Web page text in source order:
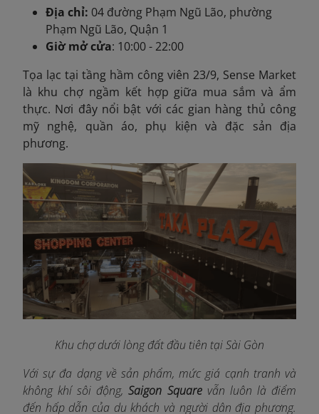
Địa chỉ: 04 đường Phạm Ngũ Lão, phường
Phạm Ngũ Lão, Quận 1
Giờ mở cửa: 10:00 - 22:00
Tọa lạc tại tầng hầm công viên 23/9, Sense Market
là khu chợ ngầm kết hợp giữa mua sắm và ẩm
thực. Nơi đây nổi bật với các gian hàng thủ công
mỹ nghệ, quần áo, phụ kiện và đặc sản địa
phương.
Khu chợ dưới lòng đất đầu tiên tại Sài Gòn
Với sự đa dạng về sản phẩm, mức giá cạnh tranh và
không khí sôi động,Saigon Square vẫn luôn là điểm
đến hấp dẫn của du khách và người dân địa phương.